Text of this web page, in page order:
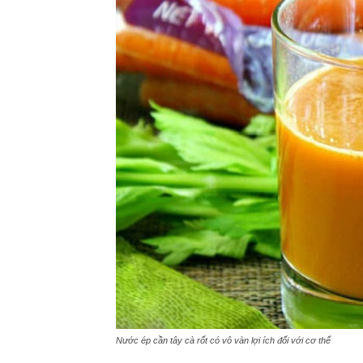
Nước ép cần tây cà rốt có vô vàn lợi ích đối với cơ thể